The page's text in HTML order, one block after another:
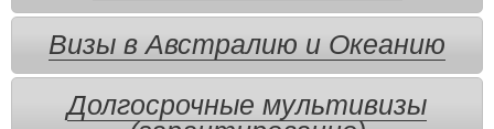
Визы в Австралию и Океанию
Долгосрочные мультивизы